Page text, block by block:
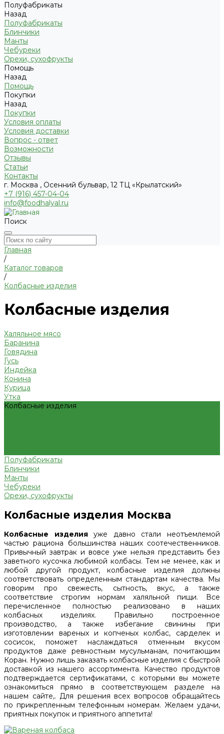
Полуфабрикаты
Назад
Полуфабрикаты
Блинчики
Манты
Чебуреки
Орехи, сухофрукты
Помощь
Назад
Помощь
Покупки
Назад
Покупки
Условия оплаты
Условия доставки
Вопрос - ответ
Возможности
Отзывы
Статьи
Контакты
г. Москва , Осенний бульвар, 12 ТЦ «Крылатский»
+7 (916) 457-04-04
info@foodhalyal.ru
Поиск
Главная
/
Каталог товаров
/
Колбасные изделия
Колбасные изделия
Халяльное мясо
Баранина
Говядина
Гусь
Индейка
Конина
Курица
Утка
Колбасные изделия
Полуфабрикаты
Блинчики
Манты
Чебуреки
Орехи, сухофрукты
Колбасные изделия Москва
Колбасные изделияуже давно стали неотъемлемой
частью рациона большинства наших соотечественников.
Привычный завтрак и вовсе уже нельзя представить без
заветного кусочка любимой колбасы. Тем не менее, как и
любой другой продукт, колбасные изделия должны
соответствовать определенным стандартам качества. Мы
говорим про свежесть, сытность, вкус, а также
соответствие строгим нормам халяльной пищи. Все
перечисленное полностью реализовано в наших
колбасных изделиях. Правильно построенное
производство, а также избегание свинины при
изготовлении вареных и копченых колбас, сарделек и
сосисок, поможет наслаждаться отменным вкусом
продуктов даже ревностным мусульманам, почитающим
Коран. Нужно лишь заказать колбасные изделия с быстрой
доставкой из нашего ассортимента. Качество продуктов
подтверждается сертификатами, с которыми вы можете
ознакомиться прямо в соответствующем разделе на
нашем сайте,. Для решения всех вопросов обращайтесь
по прикрепленным телефонным номерам. Желаем удачи,
приятных покупок и приятного аппетита!